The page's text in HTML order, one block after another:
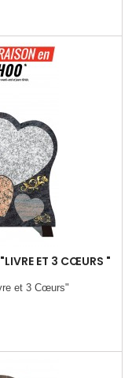
ET 3 CŒURS "
et 3 Cœurs"